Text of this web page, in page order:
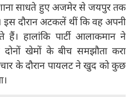
साधते हुए अजमेर से जयपुर तक
इस दौरान अटकलें थीं कि वह अपनी
हैं। हालांकि पार्टी आलाकमान ने
खेमों के बीच समझौता करा
के दौरान पायलट ने खुद को कुछ